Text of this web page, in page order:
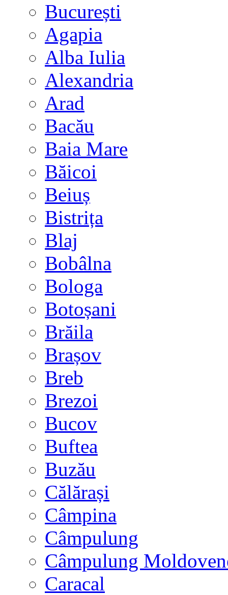
București
Agapia
Alba Iulia
Alexandria
Arad
Bacău
Baia Mare
Băicoi
Beiuș
Bistrița
Blaj
Bobâlna
Bologa
Botoșani
Brăila
Brașov
Breb
Brezoi
Bucov
Buftea
Buzău
Călărași
Câmpina
Câmpulung
Câmpulung
Caracal